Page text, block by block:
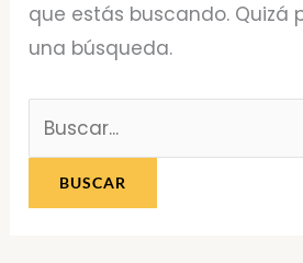
que estás buscando. Quizá
una búsqueda.